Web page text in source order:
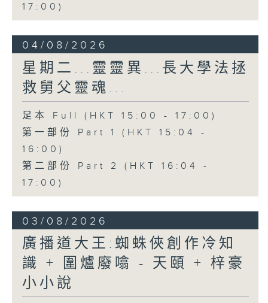
17:00)
04/08/2026
星期二...靈靈異...長大學法拯
救舅父靈魂...
足本 Full (HKT 15:00 - 17:00)
第一部份 Part 1 (HKT 15:04 -
16:00)
第二部份 Part 2 (HKT 16:04 -
17:00)
03/08/2026
廣播道大王:蜘蛛俠創作冷知
識 + 圍爐廢噏 - 天頤 + 梓豪
小小說